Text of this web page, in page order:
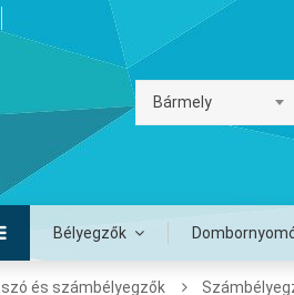
Bármely
Bélyegzők
szó és számbélyegzők